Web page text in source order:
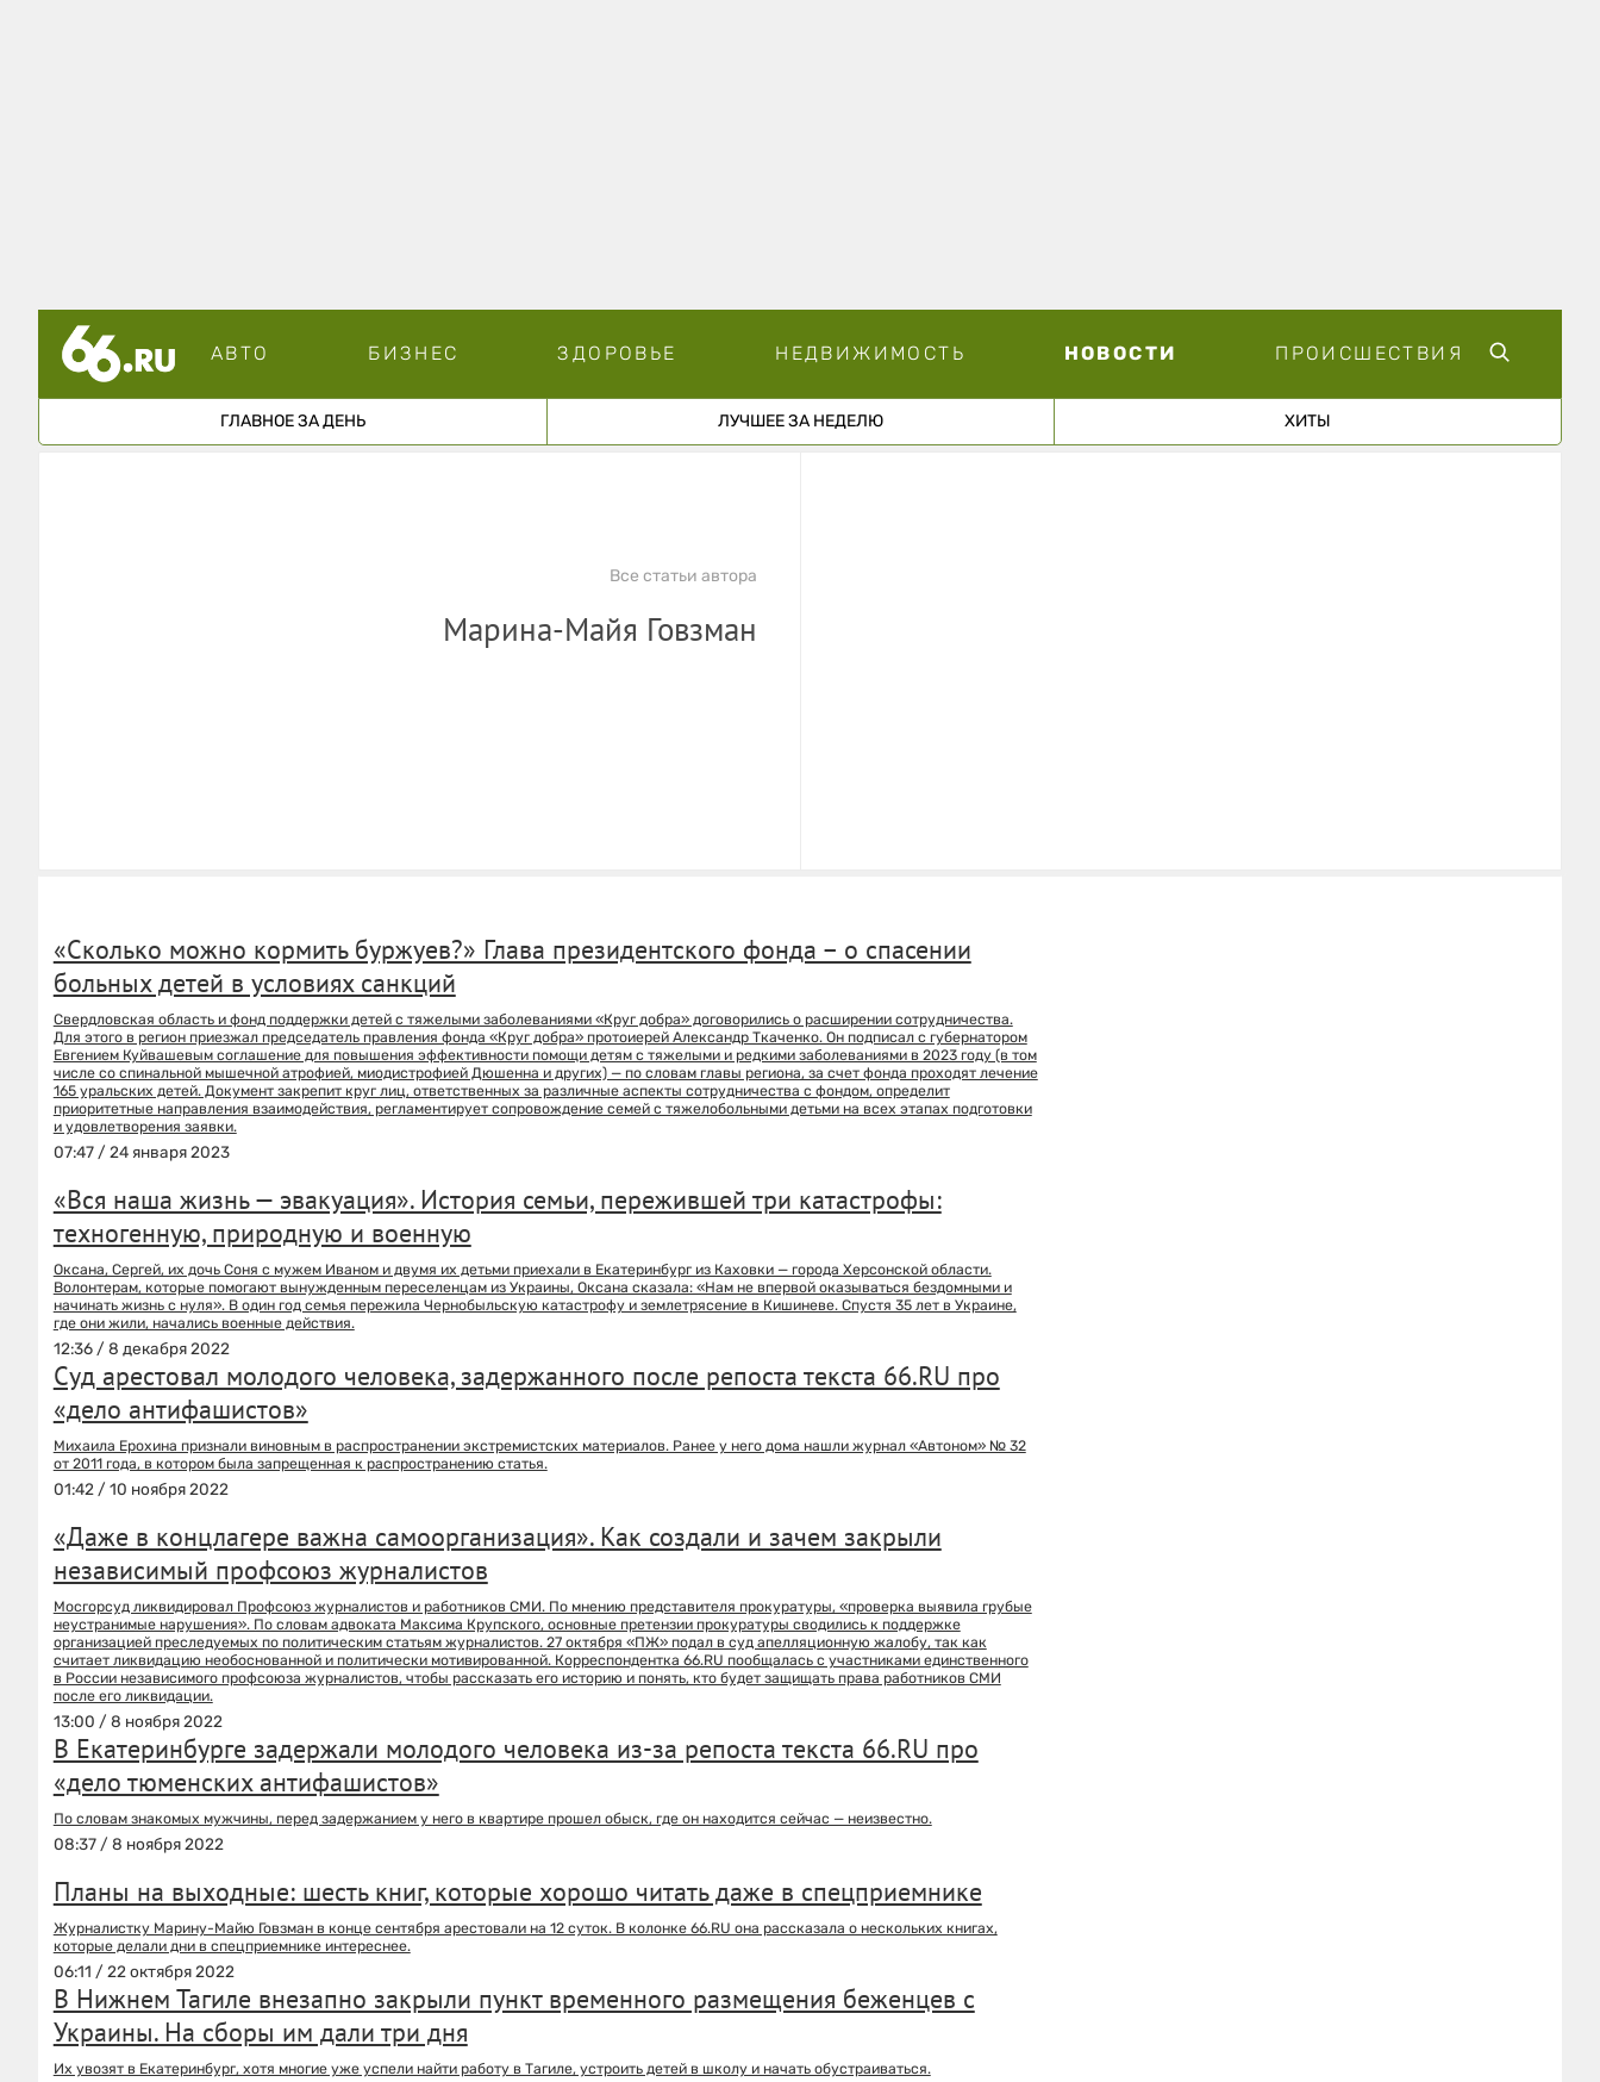
АВТО БИЗНЕС ЗДОРОВЬЕ НЕДВИЖИМОСТЬ НОВОСТИ ПРОИСШЕСТВИЯ
ГЛАВНОЕ ЗА ДЕНЬ ЛУЧШЕЕ ЗА НЕДЕЛЮ ХИТЫ
Все статьи автора
Марина-Майя Говзман
«Сколько можно кормить буржуев?» Глава президентского фонда – о спасении
больных детей в условиях санкций
Свердловская область и фонд поддержки детей с тяжелыми заболеваниями «Круг добра» договорились о расширении сотрудничества.
Для этого в регион приезжал председатель правления фонда «Круг добра» протоиерей Александр Ткаченко. Он подписал с губернатором
Евгением Куйвашевым соглашение для повышения эффективности помощи детям с тяжелыми и редкими заболеваниями в 2023 году (в том
числе со спинальной мышечной атрофией, миодистрофией Дюшенна и других) — по словам главы региона, за счет фонда проходят лечение
165 уральских детей. Документ закрепит круг лиц, ответственных за различные аспекты сотрудничества с фондом, определит
приоритетные направления взаимодействия, регламентирует сопровождение семей с тяжелобольными детьми на всех этапах подготовки
и удовлетворения заявки.
07:47 / 24 января 2023
«Вся наша жизнь — эвакуация». История семьи, пережившей три катастрофы:
техногенную, природную и военную
Оксана, Сергей, их дочь Соня с мужем Иваном и двумя их детьми приехали в Екатеринбург из Каховки — города Херсонской области.
Волонтерам, которые помогают вынужденным переселенцам из Украины, Оксана сказала: «Нам не впервой оказываться бездомными и
начинать жизнь с нуля». В один год семья пережила Чернобыльскую катастрофу и землетрясение в Кишиневе. Спустя 35 лет в Украине,
где они жили, начались военные действия.
12:36 / 8 декабря 2022
Суд арестовал молодого человека, задержанного после репоста текста 66.RU про
«дело антифашистов»
Михаила Ерохина признали виновным в распространении экстремистских материалов. Ранее у него дома нашли журнал «Автоном» № 32
от 2011 года, в котором была запрещенная к распространению статья.
01:42 / 10 ноября 2022
«Даже в концлагере важна самоорганизация». Как создали и зачем закрыли
независимый профсоюз журналистов
Мосгорсуд ликвидировал Профсоюз журналистов и работников СМИ. По мнению представителя прокуратуры, «проверка выявила грубые
неустранимые нарушения». По словам адвоката Максима Крупского, основные претензии прокуратуры сводились к поддержке
организацией преследуемых по политическим статьям журналистов. 27 октября «ПЖ» подал в суд апелляционную жалобу, так как
считает ликвидацию необоснованной и политически мотивированной. Корреспондентка 66.RU пообщалась с участниками единственного
в России независимого профсоюза журналистов, чтобы рассказать его историю и понять, кто будет защищать права работников СМИ
после его ликвидации.
13:00 / 8 ноября 2022
В Екатеринбурге задержали молодого человека из-за репоста текста 66.RU про
«дело тюменских антифашистов»
По словам знакомых мужчины, перед задержанием у него в квартире прошел обыск, где он находится сейчас — неизвестно.
08:37 / 8 ноября 2022
Планы на выходные: шесть книг, которые хорошо читать даже в спецприемнике
Журналистку Марину-Майю Говзман в конце сентября арестовали на 12 суток. В колонке 66.RU она рассказала о нескольких книгах,
которые делали дни в спецприемнике интереснее.
06:11 / 22 октября 2022
В Нижнем Тагиле внезапно закрыли пункт временного размещения беженцев с
Украины. На сборы им дали три дня
Их увозят в Екатеринбург, хотя многие уже успели найти работу в Тагиле, устроить детей в школу и начать обустраиваться.